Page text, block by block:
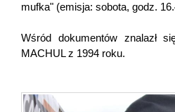
mufka" (emisja: sobota, godz.
Wśród dokumentów znalazł
MACHUL z 1994 roku.